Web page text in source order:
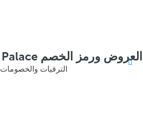
العروض ورمز الخصم Barceló Maya Palace
الترقيات والخصومات